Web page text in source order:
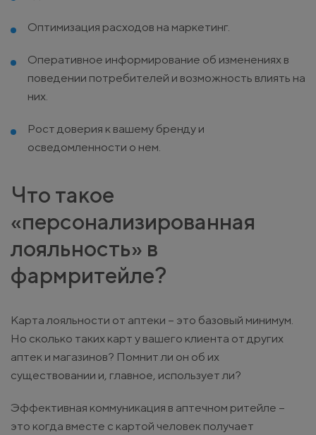
Оптимизация расходов на маркетинг.
Оперативное информирование об изменениях в
поведении потребителей и возможность влиять на
них.
Рост доверия к вашему бренду и
осведомленности о нем.
Что такое
«персонализированная
лояльность» в
фармритейле?
Карта лояльности от аптеки – это базовый минимум.
Но сколько таких карт у вашего клиента от других
аптек и магазинов? Помнит ли он об их
существовании и, главное, использует ли?
Эффективная коммуникация в аптечном ритейле –
это когда вместе с картой человек получает